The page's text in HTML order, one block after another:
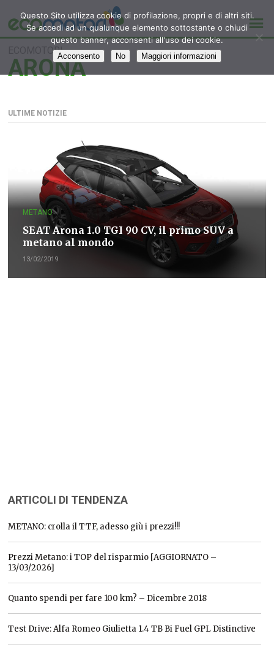
ECOMOTORI
ARONA
ULTIME NOTIZIE
METANO
SEAT Arona 1.0 TGI 90 CV, il primo SUV a
metano al mondo
13/02/2019
ARTICOLI DI TENDENZA
METANO: crolla il TTF, adesso giù i prezzi!!!
Prezzi Metano: i TOP del risparmio [AGGIORNATO –
13/03/2026]
Quanto spendi per fare 100 km? – Dicembre 2018
Test Drive: Alfa Romeo Giulietta 1.4 TB Bi Fuel GPL Distinctive
Questo Sito utilizza cookie di profilazione, propri e di altri siti.
Se accedi ad un qualunque elemento sottostante o chiudi
questo banner, acconsenti all'uso dei cookie.
Acconsento No Maggiori informazioni